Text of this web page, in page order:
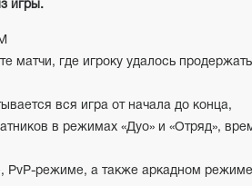
игры.
матчи, где игроку удалось
вся игра от начала до конца,
в режимах «Дуо» и «Отряд»,
PvP-режиме, а также аркадном